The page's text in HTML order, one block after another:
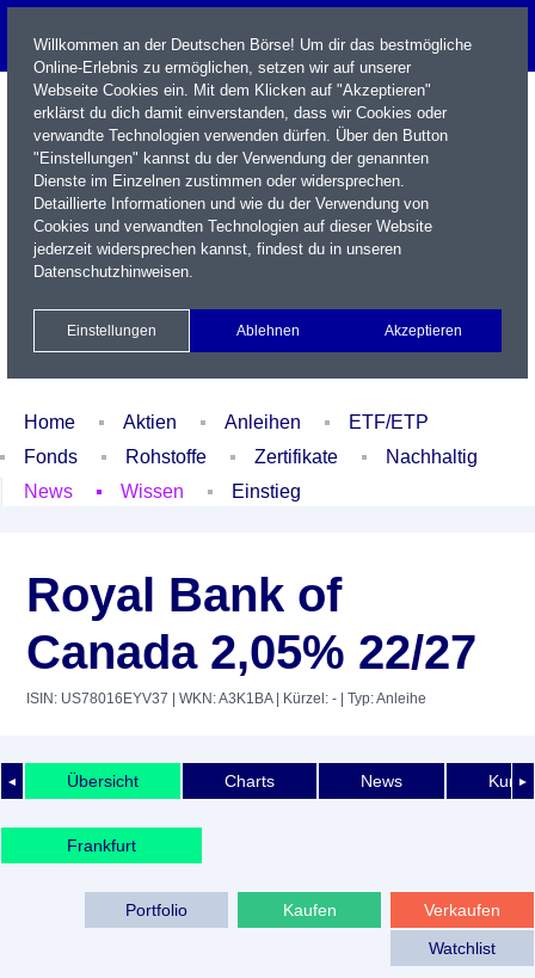
Name / WKN / ISIN / Kürzel
Xetra Realtime
Watchlist Portfolio Login
Home Aktien Anleihen
ETF/ETP
Fonds
Rohstoffe Zertifikate
Nachhaltig
News
Wissen Einstieg
Royal Bank of
Canada 2,05% 22/27
ISIN: US78016EYV37 | WKN: A3K1BA| Kürzel: - | Typ: Anleihe
◄ ►
Übersicht Charts News
Frankfurt
Verkaufen
Kaufen
Portfolio
Watchlist
Willkommen an der Deutschen Börse! Um dir das bestmögliche
Online-Erlebnis zu ermöglichen, setzen wir auf unserer
Webseite Cookies ein. Mit dem Klicken auf "Akzeptieren"
erklärst du dich damit einverstanden, dass wir Cookies oder
verwandte Technologien verwenden dürfen. Über den Button
"Einstellungen" kannst du der Verwendung der genannten
Dienste im Einzelnen zustimmen oder widersprechen.
Detaillierte Informationen und wie du der Verwendung von
Cookies und verwandten Technologien auf dieser Website
jederzeit widersprechen kannst, findest du in unseren
Datenschutzhinweisen.
Einstellungen Ablehnen Akzeptieren